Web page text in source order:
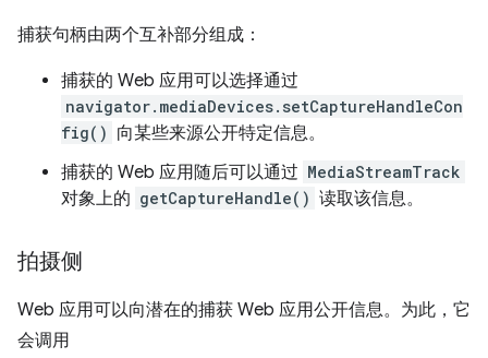
捕获句柄由两个互补部分组成：
捕获的 Web 应用可以选择通过
navigator.mediaDevices.setCaptureHandleCon
fig() 向某些来源公开特定信息。
捕获的 Web 应用随后可以通过 MediaStreamTrack
对象上的 getCaptureHandle() 读取该信息。
拍摄侧
Web 应用可以向潜在的捕获 Web 应用公开信息。为此，它
会调用